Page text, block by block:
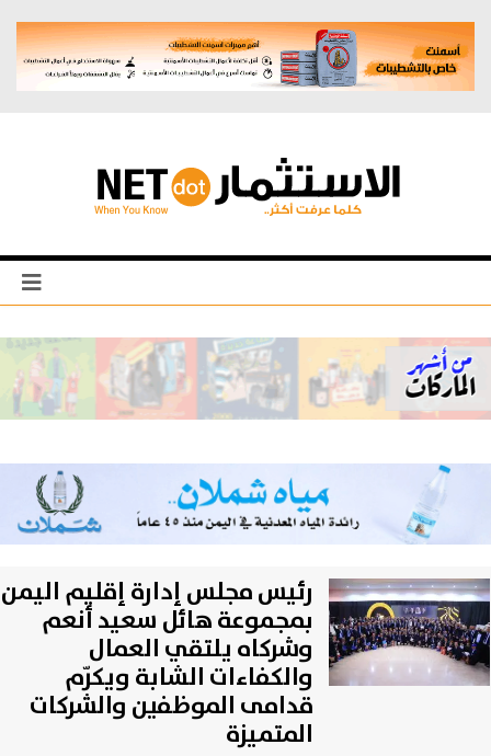
رئيس مجلس إدارة إقليم اليمن
بمجموعة هائل سعيد أنعم
وشركاه يلتقي العمال
والكفاءات الشابة ويكرّم
قدامى الموظفين والشركات
المتميزة